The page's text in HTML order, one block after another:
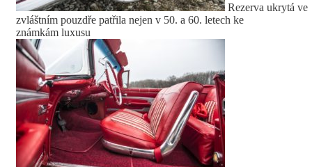
Rezerva ukrytá ve
zvláštním pouzdře patřila nejen v 50. a 60. letech ke
známkám luxusu